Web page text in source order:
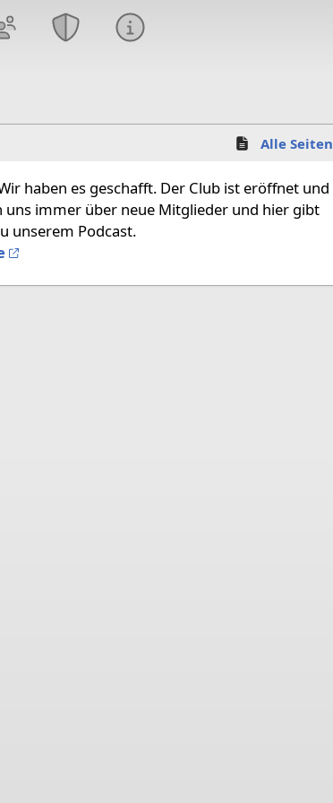
Alle Seiten
haben es geschafft. Der Club ist eröffnet und
immer über neue Mitglieder und hier gibt
unserem Podcast.